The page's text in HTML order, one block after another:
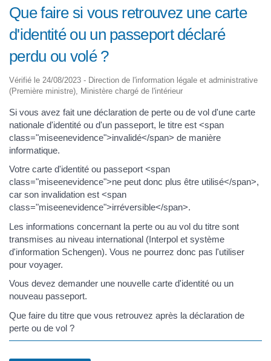
Que faire si vous retrouvez une carte
d'identité ou un passeport déclaré
perdu ou volé ?
Vérifié le 24/08/2023 - Direction de l'information légale et administrative
(Première ministre), Ministère chargé de l'intérieur
Si vous avez fait une déclaration de perte ou de vol d'une carte
nationale d'identité ou d'un passeport, le titre est <span
class="miseenevidence">invalidé</span> de manière
informatique.
Votre carte d'identité ou passeport <span
class="miseenevidence">ne peut donc plus être utilisé</span>,
car son invalidation est <span
class="miseenevidence">irréversible</span>.
Les informations concernant la perte ou au vol du titre sont
transmises au niveau international (Interpol et système
d'information Schengen). Vous ne pourrez donc pas l'utiliser
pour voyager.
Vous devez demander une nouvelle carte d'identité ou un
nouveau passeport.
Que faire du titre que vous retrouvez après la déclaration de
perte ou de vol ?